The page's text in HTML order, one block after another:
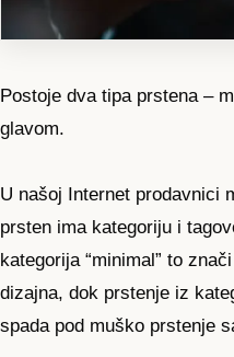
Postoje dva tipa prstena –
glavom.
U našoj Internet prodavnici
prsten ima kategoriju i
kategorija “minimal” to
dizajna, dok prstenje iz
spada pod muško prstenje